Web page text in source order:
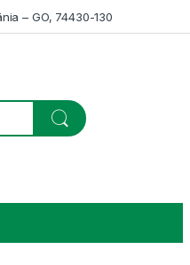
– GO, 74430-130